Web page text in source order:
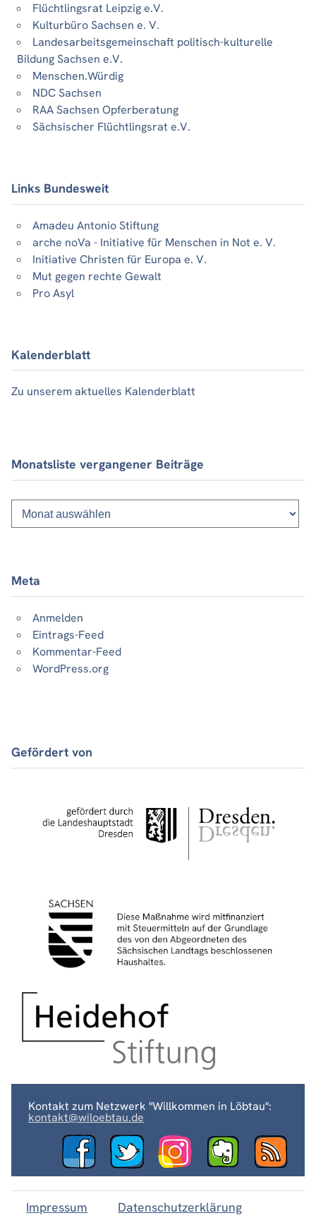
Flüchtlingsrat Leipzig e.V.
Kulturbüro Sachsen e. V.
Landesarbeitsgemeinschaft politisch-kulturelle
Bildung Sachsen e.V.
Menschen.Würdig
NDC Sachsen
RAA Sachsen Opferberatung
Sächsischer Flüchtlingsrat e.V.
Links Bundesweit
Amadeu Antonio Stiftung
arche noVa - Initiative für Menschen in Not e. V.
Initiative Christen für Europa e. V.
Mut gegen rechte Gewalt
Pro Asyl
Kalenderblatt
Zu unserem aktuelles Kalenderblatt
Monatsliste vergangener Beiträge
Monatsliste
vergangener
Beiträge
Meta
Anmelden
Eintrags-Feed
Kommentar-Feed
WordPress.org
Gefördert von
Kontakt zum Netzwerk "Willkommen in Löbtau":
kontakt@wiloebtau.de
Impressum Datenschutzerklärung